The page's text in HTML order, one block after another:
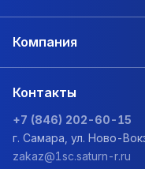
Компания
Контакты
+7 (846) 202-60-15
г. Самара, ул. Ново-
zakaz@1sc.saturn-r.ru